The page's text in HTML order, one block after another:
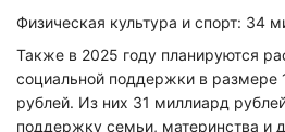
Физическая культура и спорт: 34
Также в 2025 году планируются
социальной поддержки в размере
рублей. Из них 31 миллиард
поддержку семьи, материнства и